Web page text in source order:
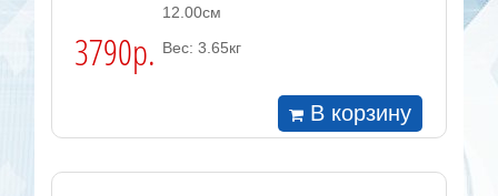
3790р.
12.00см
Вес: 3.65кг
В корзину